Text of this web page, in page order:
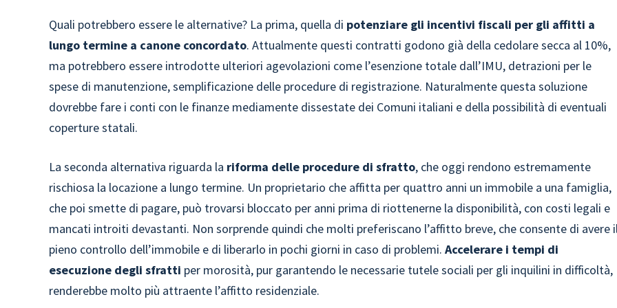
Quali potrebbero essere le alternative? La prima, quella di potenziare gli incentivi fiscali per gli affitti a
lungo termine a canone concordato. Attualmente questi contratti godono già della cedolare secca al 10%,
ma potrebbero essere introdotte ulteriori agevolazioni come l’esenzione totale dall’IMU, detrazioni per le
spese di manutenzione, semplificazione delle procedure di registrazione. Naturalmente questa soluzione
dovrebbe fare i conti con le finanze mediamente dissestate dei Comuni italiani e della possibilità di eventuali
coperture statali.
La seconda alternativa riguarda la riforma delle procedure di sfratto, che oggi rendono estremamente
rischiosa la locazione a lungo termine. Un proprietario che affitta per quattro anni un immobile a una famiglia,
che poi smette di pagare, può trovarsi bloccato per anni prima di riottenerne la disponibilità, con costi legali e
mancati introiti devastanti. Non sorprende quindi che molti preferiscano l’affitto breve, che consente di avere
pieno controllo dell’immobile e di liberarlo in pochi giorni in caso di problemi.Accelerare i tempi di
esecuzione degli sfratti per morosità, pur garantendo le necessarie tutele sociali per gli inquilini in difficoltà,
renderebbe molto più attraente l’affitto residenziale.